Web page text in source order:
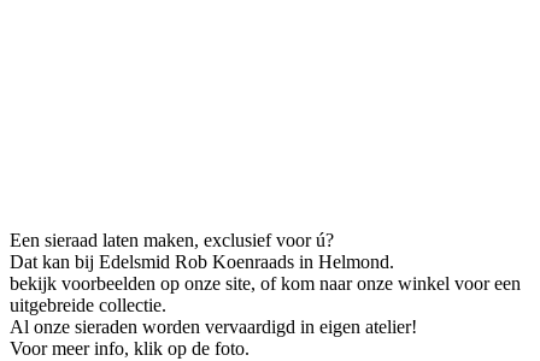
Een sieraad laten maken, exclusief voor ú?
Dat kan bij Edelsmid Rob Koenraads in Helmond.
bekijk voorbeelden op onze site, of kom naar onze winkel voor een
uitgebreide collectie.
Al onze sieraden worden vervaardigd in eigen atelier!
Voor meer info, klik op de foto.